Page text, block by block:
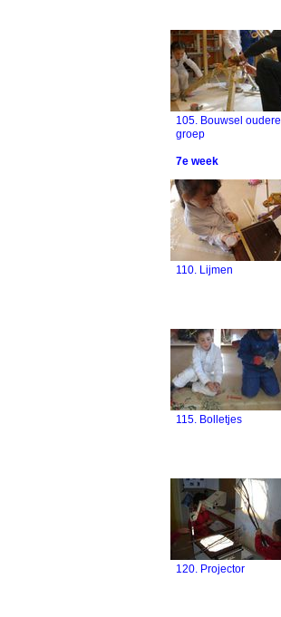
105. Bouwsel oudere
groep
7e week
110. Lijmen
115. Bolletjes
120. Projector